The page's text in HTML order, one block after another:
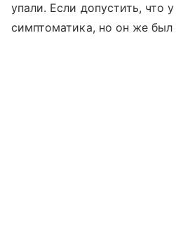
упали. Если допустить, что
симптоматика, но он же был